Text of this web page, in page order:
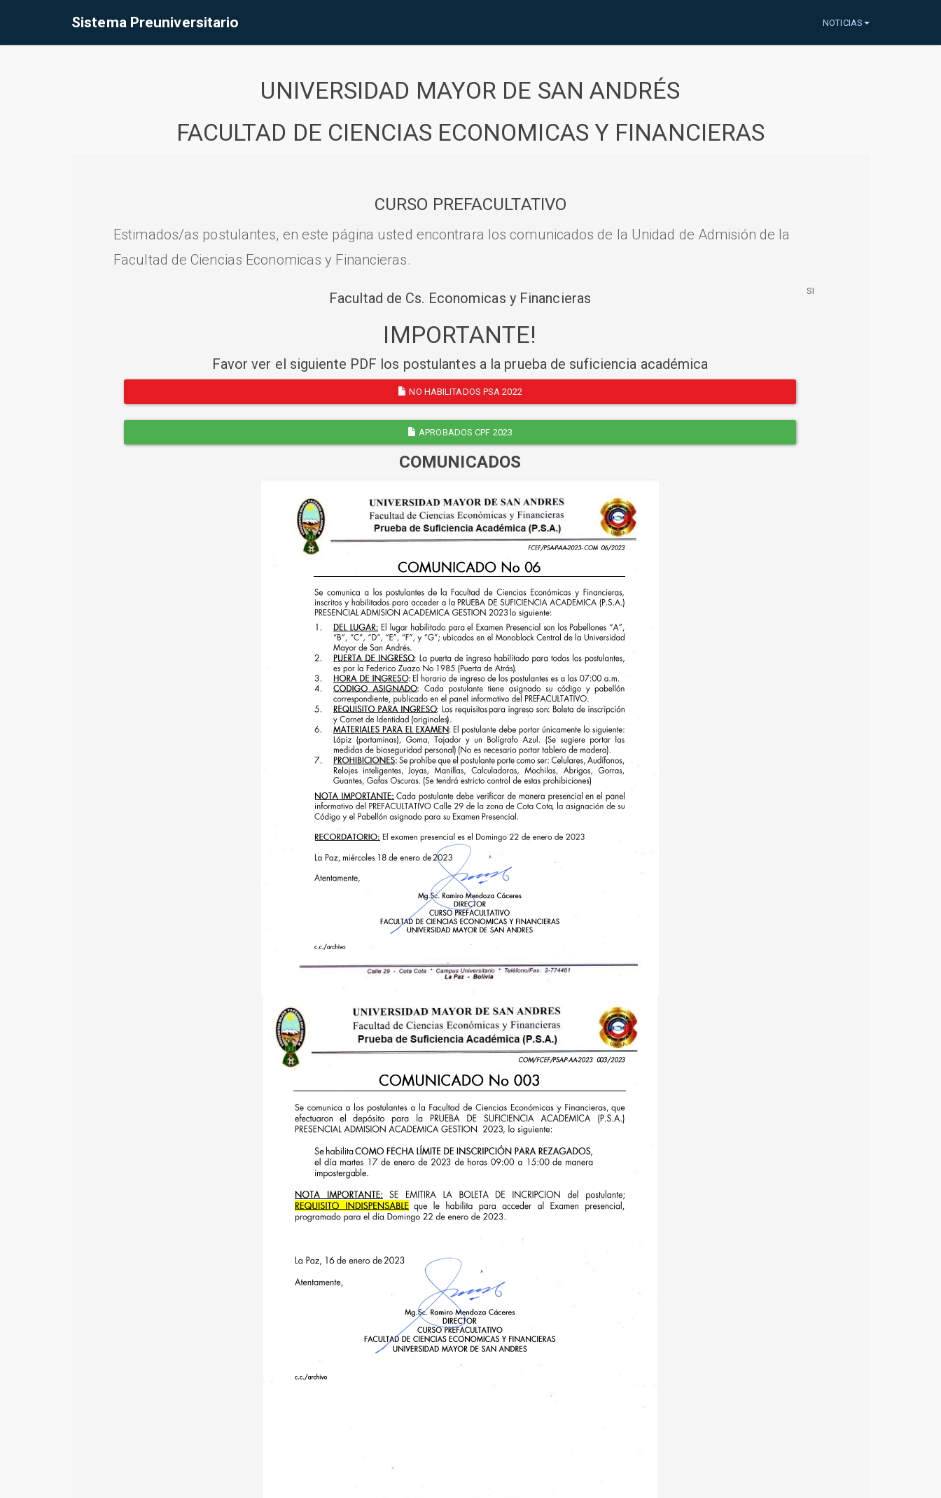
Sistema Preuniversitario NOTICIAS
UNIVERSIDAD MAYOR DE SAN ANDRÉS
FACULTAD DE CIENCIAS ECONOMICAS Y FINANCIERAS
CURSO PREFACULTATIVO
Estimados/as postulantes, en este página usted encontrara los comunicados de la Unidad de Admisión de la
Facultad de Ciencias Economicas y Financieras.
Facultad de Cs. Economicas y Financieras
IMPORTANTE!
Favor ver el siguiente PDF los postulantes a la prueba de suficiencia académica
NO HABILITADOS PSA 2022
APROBADOS CPF 2023
COMUNICADOS
SI